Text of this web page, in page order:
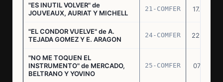
"ES INUTIL VOLVER" de
JOUVEAUX, AURIAT Y MICHELL
21-COMFER 17.06.76
"EL CONDOR VUELVE" de A.
TEJADA GOMEZ Y E. ARAGON
24-COMFER 22.06.76
"NO ME TOQUEN EL
INSTRUMENTO" de MERCADO,
BELTRANO Y YOVINO
25-COMFER 07.07.76